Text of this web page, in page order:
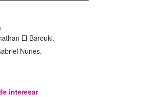
El Barouki.
Nunes.
interesar